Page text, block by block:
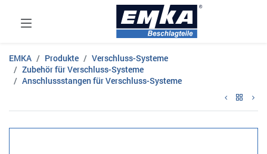
EMKA Produkte
Verschluss-Systeme
Zubehör für Verschluss-Systeme
Anschlussstangen für Verschluss-Systeme